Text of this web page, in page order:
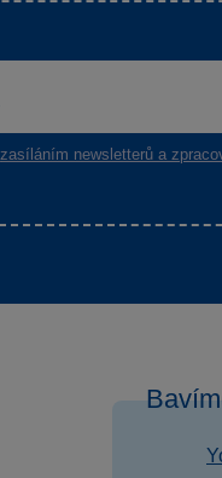
zasíláním newsletterů a